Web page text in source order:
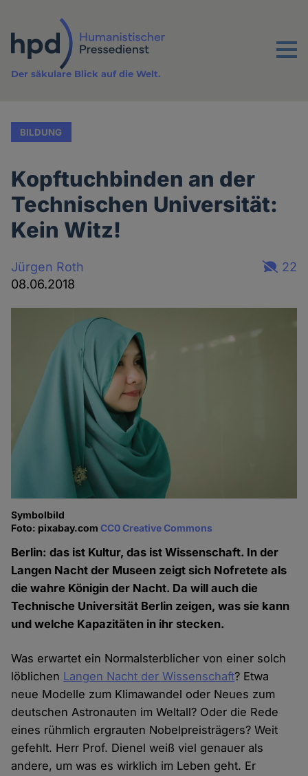
Inhalt
Menu
Der säkulare Blick auf die Welt.
BILDUNG
Kopftuchbinden an der
Technischen Universität:
Kein Witz!
Jürgen Roth
08.06.2018
22
Symbolbild
Foto: pixabay.comCC0 Creative Commons
Berlin: das ist Kultur, das ist Wissenschaft. In der
Langen Nacht der Museen zeigt sich Nofretete als
die wahre Königin der Nacht. Da will auch die
Technische Universität Berlin zeigen, was sie kann
und welche Kapazitäten in ihr stecken.
Was erwartet ein Normalsterblicher von einer solch
löblichen Langen Nacht der Wissenschaft? Etwa
neue Modelle zum Klimawandel oder Neues zum
deutschen Astronauten im Weltall? Oder die Rede
eines rühmlich ergrauten Nobelpreisträgers? Weit
gefehlt. Herr Prof. Dienel weiß viel genauer als
andere, um was es wirklich im Leben geht. Er